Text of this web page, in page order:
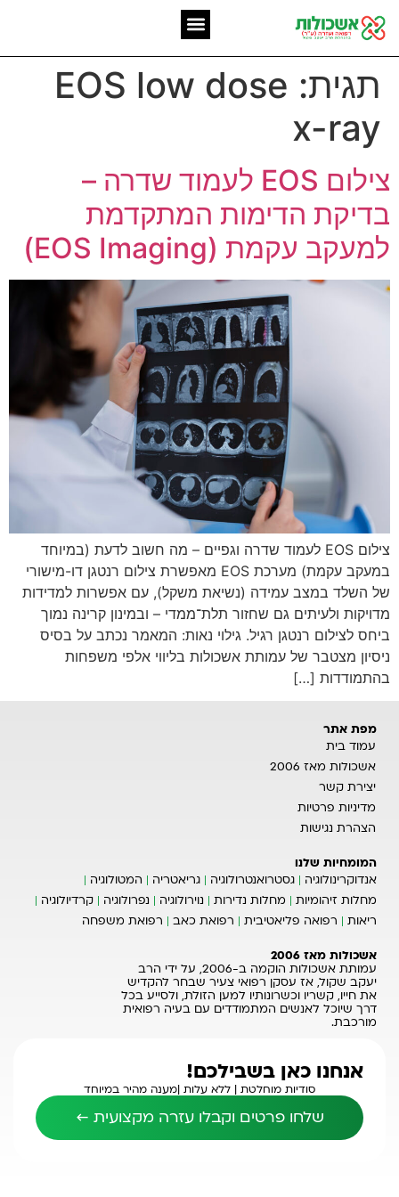
תגית: EOS low dose
x-ray
צילום EOS לעמוד שדרה –
בדיקת הדימות המתקדמת
למעקב עקמת (EOS Imaging)
צילום EOS לעמוד שדרה וגפיים – מה חשוב לדעת (במיוחד
במעקב עקמת) מערכת EOS מאפשרת צילום רנטגן דו-מישורי
של השלד במצב עמידה (נשיאת משקל), עם אפשרות למדידות
מדויקות ולעיתים גם שחזור תלת־ממדי – ובמינון קרינה נמוך
ביחס לצילום רנטגן רגיל. גילוי נאות: המאמר נכתב על בסיס
ניסיון מצטבר של עמותת אשכולות בליווי אלפי משפחות
בהתמודדות […]
מפת אתר
עמוד בית
אשכולות מאז 2006
יצירת קשר
מדיניות פרטיות
הצהרת נגישות
המומחיות שלנו
אנדוקרינולוגיה
גסטרואנטרולוגיה גריאטריה
המטולוגיה
מחלות זיהומיות
מחלות נדירות נוירולוגיה נפרולוגיה
קרדיולוגיה
ריאות
רפואה פליאטיבית רפואת כאב רפואת משפחה
אשכולות מאז 2006
עמותת אשכולות הוקמה ב-2006, על ידי הרב
יעקב שקול, אז עסקן רפואי צעיר שבחר להקדיש
את חייו, קשריו וכשרונותיו למען הזולת, ולסייע בכל
דרך שיוכל לאנשים המתמודדים עם בעיה רפואית
מורכבת.
אנחנו כאן בשבילכם!
סודיות מוחלטת | ללא עלות |מענה מהיר במיוחד
שלחו פרטים וקבלו עזרה מקצועית ←